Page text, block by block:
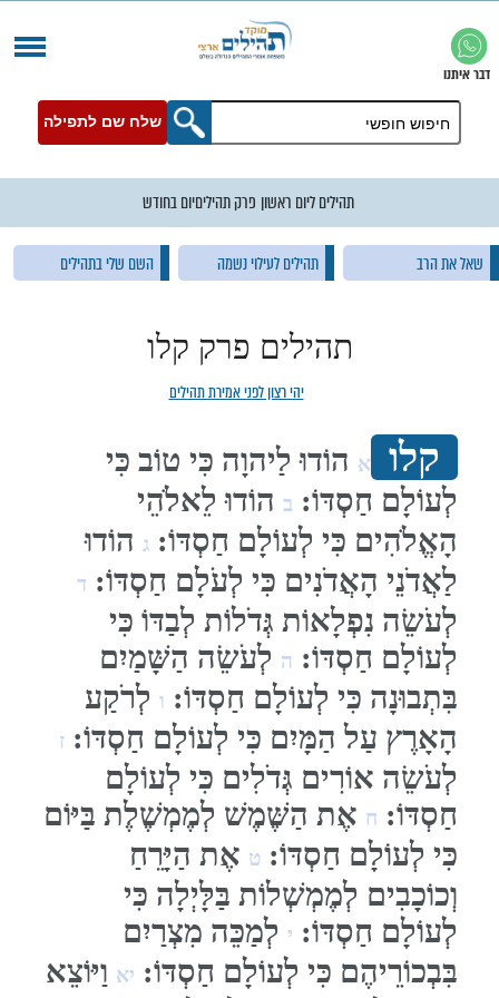
שלח שם לתפילה
פרק תהיליםיום בחודש
השם שלי בתהילים תהילים לרפואה
תהילים פרק קלו
יהי רצון לפני אמירת תהילים
אהוֹדוּ לַיהוָה כִּי טוֹב כִּי
חַסְדּוֹ:בהוֹדוּ לֵאלֹהֵי
כִּי לְעוֹלָם חַסְדּוֹ:גהוֹדוּ
הָאֲדֹנִים כִּי לְעֹלָם חַסְדּוֹ:ד
נִפְלָאוֹת גְּדֹלוֹת לְבַדּוֹ כִּי
חַסְדּוֹ: הלְעֹשֵׂה הַשָּׁמַיִם
כִּי לְעוֹלָם חַסְדּוֹ: ולְרֹקַע
עַל הַמָּיִם כִּי לְעוֹלָם חַסְדּוֹ:
אוֹרִים גְּדֹלִים כִּי לְעוֹלָם